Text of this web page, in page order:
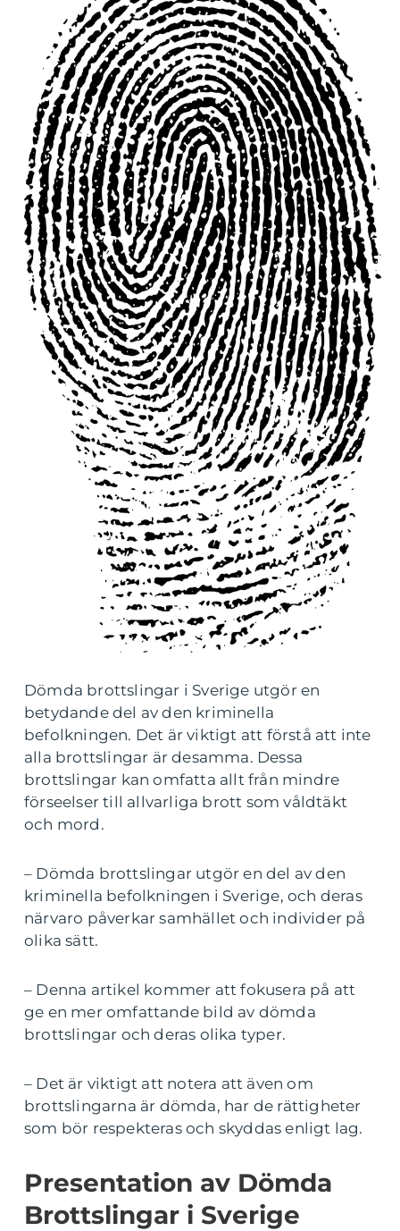
Dömda brottslingar i Sverige utgör en
betydande del av den kriminella
befolkningen. Det är viktigt att förstå att inte
alla brottslingar är desamma. Dessa
brottslingar kan omfatta allt från mindre
förseelser till allvarliga brott som våldtäkt
och mord.
– Dömda brottslingar utgör en del av den
kriminella befolkningen i Sverige, och deras
närvaro påverkar samhället och individer på
olika sätt.
– Denna artikel kommer att fokusera på att
ge en mer omfattande bild av dömda
brottslingar och deras olika typer.
– Det är viktigt att notera att även om
brottslingarna är dömda, har de rättigheter
som bör respekteras och skyddas enligt lag.
Presentation av Dömda
Brottslingar i Sverige